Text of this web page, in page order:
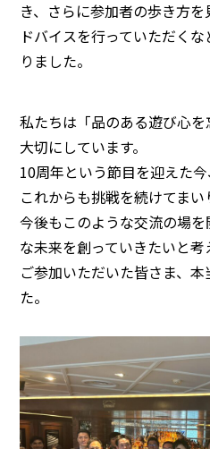
き、さらに参加者の歩き方
ドバイスを行っていただく
りました。
私たちは「品のある遊び心
大切にしています。
10周年という節目を迎えた
これからも挑戦を続けてまい
今後もこのような交流の場
な未来を創っていきたいと考
ご参加いただいた皆さま、
た。